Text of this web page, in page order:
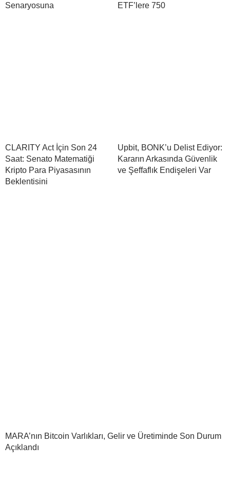
Senaryosuna
ETF’lere 750
CLARITY Act İçin Son 24
Saat: Senato Matematiği
Kripto Para Piyasasının
Beklentisini
Upbit, BONK’u Delist Ediyor:
Kararın Arkasında Güvenlik
ve Şeffaflık Endişeleri Var
MARA’nın Bitcoin Varlıkları, Gelir ve Üretiminde Son Durum
Açıklandı